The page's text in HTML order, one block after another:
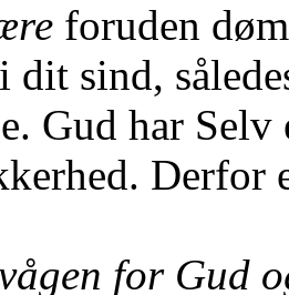
foruden
dit sind,
Gud har
Derfor
for Gud